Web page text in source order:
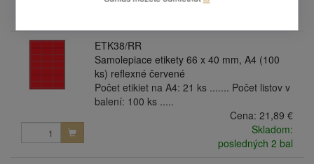
ETK38/RR
Samolepiace etikety 66 x 40 mm, A4 (100
ks) reflexné červené
Počet etikiet na A4: 21 ks ....... Počet listov v
balení: 100 ks .....
Cena: 21,89 €
Skladom:
posledných 2 bal